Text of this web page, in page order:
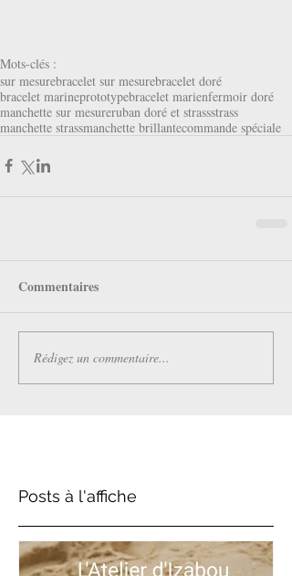
Mots-clés :
sur mesurebracelet sur mesurebracelet doré
bracelet marineprototypebracelet marienfermoir doré
manchette sur mesureruban doré et strassstrass
manchette strassmanchette brillantecommande spéciale
Commentaires
Rédigez un commentaire...
Posts à l'affiche